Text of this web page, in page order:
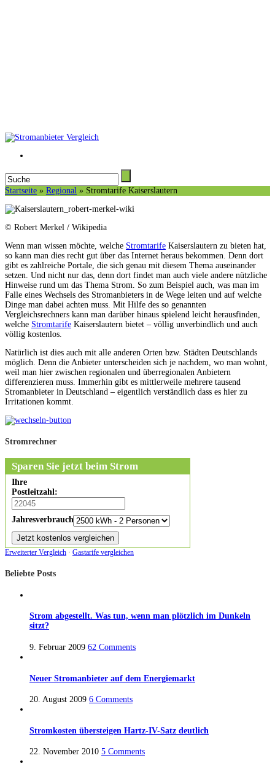
Startseite » Regional » Stromtarife Kaiserslautern
© Robert Merkel / Wikipedia
Wenn man wissen möchte, welche Stromtarife Kaiserslautern zu bieten hat,
so kann man dies recht gut über das Internet heraus bekommen. Denn dort
gibt es zahlreiche Portale, die sich genau mit diesem Thema auseinander
setzen. Und nicht nur das, denn dort findet man auch viele andere nützliche
Hinweise rund um das Thema Strom. So zum Beispiel auch, was man im
Falle eines Wechsels des Stromanbieters in de Wege leiten und auf welche
Dinge man dabei achten muss. Mit Hilfe des so genannten
Vergleichsrechners kann man darüber hinaus spielend leicht herausfinden,
welche Stromtarife Kaiserslautern bietet – völlig unverbindlich und auch
völlig kostenlos.
Natürlich ist dies auch mit alle anderen Orten bzw. Städten Deutschlands
möglich. Denn die Anbieter unterscheiden sich je nachdem, wo man wohnt,
weil man hier zwischen regionalen und überregionalen Anbietern
differenzieren muss. Immerhin gibt es mittlerweile mehrere tausend
Stromanbieter in Deutschland – eigentlich verständlich dass es hier zu
Irritationen kommt.
Stromrechner
Sparen Sie jetzt beim Strom
Ihre
Postleitzahl:
Jahresverbrauch:
Erweiterter Vergleich · Gastarife vergleichen
Beliebte Posts
Strom abgestellt. Was tun, wenn man plötzlich im Dunkeln
sitzt?
9. Februar 2009 62 Comments
Neuer Stromanbieter auf dem Energiemarkt
20. August 2009 6 Comments
Stromkosten übersteigen Hartz-IV-Satz deutlich
22. November 2010 5 Comments